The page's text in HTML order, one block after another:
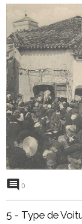
0
5 - Type de